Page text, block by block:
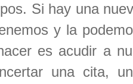
Si hay una
y la
es acudir a
una cita,